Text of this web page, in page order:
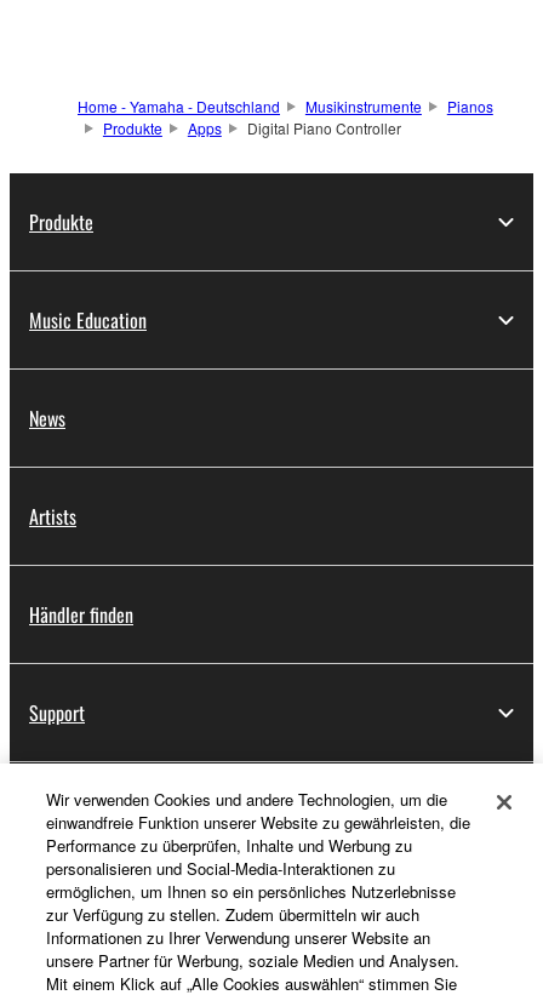
Home - Yamaha - Deutschland Musikinstrumente
Pianos
Produkte
Apps Digital Piano Controller
Produkte
Music Education
News
Artists
Händler finden
Support
Registrierung von „Yamaha Music ID“
Über Yamaha
Wir verwenden Cookies und andere Technologien, um die
einwandfreie Funktion unserer Website zu gewährleisten, die
Performance zu überprüfen, Inhalte und Werbung zu
personalisieren und Social-Media-Interaktionen zu
ermöglichen, um Ihnen so ein persönliches Nutzerlebnisse
zur Verfügung zu stellen. Zudem übermitteln wir auch
Informationen zu Ihrer Verwendung unserer Website an
unsere Partner für Werbung, soziale Medien und Analysen.
Mit einem Klick auf „Alle Cookies auswählen“ stimmen Sie